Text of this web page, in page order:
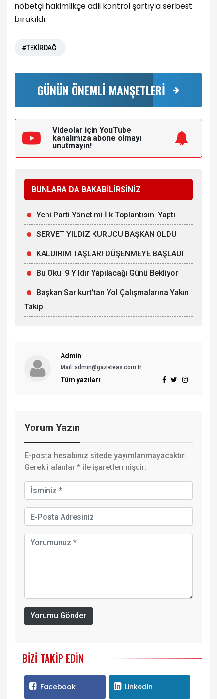
nöbetçi hakimlikçe adli kontrol şartıyla serbest
bırakıldı.
#TEKİRDAĞ
GÜNÜN ÖNEMLİ MANŞETLERİ
Videolar için YouTube
kanalımıza abone olmayı
unutmayın!
BUNLARA DA BAKABİLİRSİNİZ
Yeni Parti Yönetimi İlk Toplantısını Yaptı
SERVET YILDIZ KURUCU BAŞKAN OLDU
KALDIRIM TAŞLARI DÖŞENMEYE BAŞLADI
Bu Okul 9 Yıldır Yapılacağı Günü Bekliyor
Başkan Sarıkurt’tan Yol Çalışmalarına Yakın
Takip
Admin
Mail: admin@gazeteas.com.tr
Tüm yazıları
Yorum Yazın
E-posta hesabınız sitede yayımlanmayacaktır.
Gerekli alanlar * ile işaretlenmişdir.
Yorumu Gönder
BIZI TAKIP EDIN
Facebook Linkedin